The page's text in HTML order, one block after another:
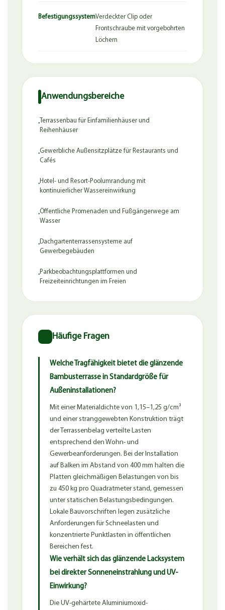
BefestigungssystemVerdeckter Clip oder
Frontschraube mit vorgebohrten
Löchern
Anwendungsbereiche
· Terrassenbau für Einfamilienhäuser und
Reihenhäuser
·Gewerbliche Außensitzplätze für Restaurants und
Cafés
·Hotel- und Resort-Poolumrandung mit
kontinuierlicher Wassereinwirkung
·Öffentliche Promenaden und Fußgängerwege am
Wasser
·Dachgartenterrassensysteme auf
Gewerbegebäuden
·Parkbeobachtungsplattformen und
Freizeiteinrichtungen im Freien
Häufige Fragen
Welche Tragfähigkeit bietet die glänzende
Bambusterrasse in Standardgröße für
Außeninstallationen?
Mit einer Materialdichte von 1,15–1,25 g/cm³
und einer stranggewebten Konstruktion trägt
der Terrassenbelag verteilte Lasten
entsprechend den Wohn- und
Gewerbeanforderungen. Bei der Installation
auf Balken im Abstand von 400 mm halten die
Platten gleichmäßigen Belastungen von bis
zu 450 kg pro Quadratmeter stand, gemessen
unter statischen Belastungsbedingungen.
Lokale Bauvorschriften legen zusätzliche
Anforderungen für Schneelasten und
konzentrierte Punktlasten in öffentlichen
Bereichen fest.
Wie verhält sich das glänzende Lacksystem
bei direkter Sonneneinstrahlung und UV-
Einwirkung?
Die UV-gehärtete Aluminiumoxid-